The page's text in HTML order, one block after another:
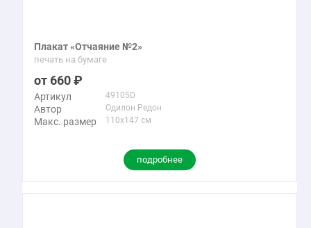
Плакат «Отчаяние №2»
печать на бумаге
660
Артикул 49105D
Автор Одилон Редон
Макс. размер 110x147 см
подробнее